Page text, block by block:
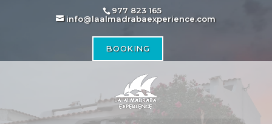
977 823 165
info@laalmadrabaexperience.com
BOOKING